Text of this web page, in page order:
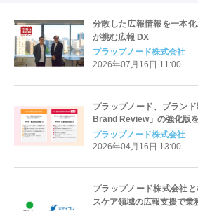
分散した広報情報を⼀本
が挑む広報 DX
プラップノード株式会社
2026年07月16日 11:00
プラップノード、ブラン
Brand Review」の強化版
プラップノード株式会社
2026年04月16日 13:00
プラップノード株式会社
スケア領域の広報支援で業